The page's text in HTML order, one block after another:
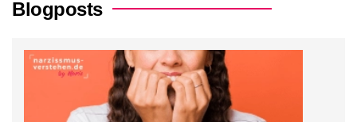
Blogposts